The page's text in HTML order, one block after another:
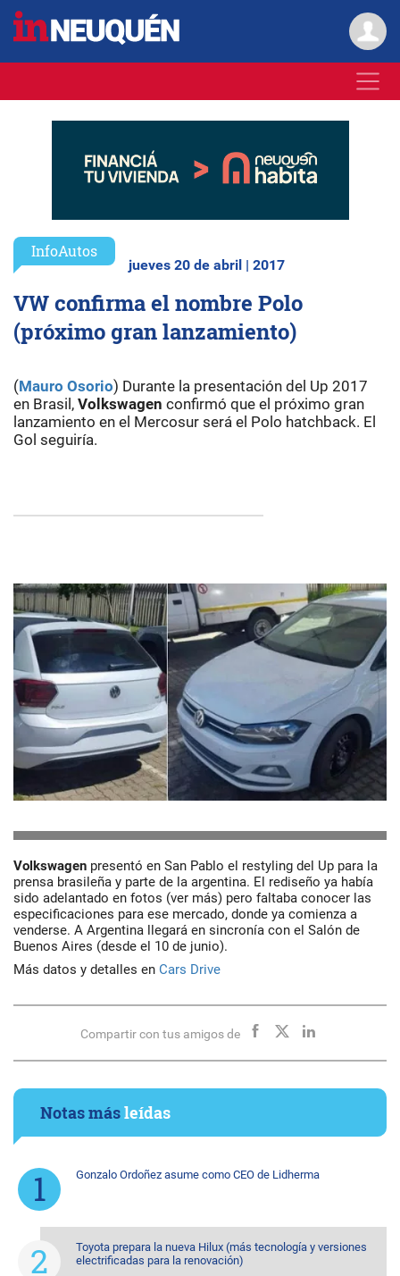
InfoAutos
jueves 20 de abril | 2017
VW confirma el nombre Polo
(próximo gran lanzamiento)
(Mauro Osorio) Durante la presentación del Up 2017
en Brasil, Volkswagen confirmó que el próximo gran
lanzamiento en el Mercosur será el Polo hatchback. El
Gol seguiría.
Volkswagen presentó en San Pablo el restyling del Up para la
prensa brasileña y parte de la argentina. El rediseño ya había
sido adelantado en fotos (ver más) pero faltaba conocer las
especificaciones para ese mercado, donde ya comienza a
venderse. A Argentina llegará en sincronía con el Salón de
Buenos Aires (desde el 10 de junio).
Más datos y detalles en Cars Drive
Compartir con tus amigos de
Notas másleídas
Gonzalo Ordoñez asume como CEO de Lidherma
Toyota prepara la nueva Hilux (más tecnología y versiones
electrificadas para la renovación)